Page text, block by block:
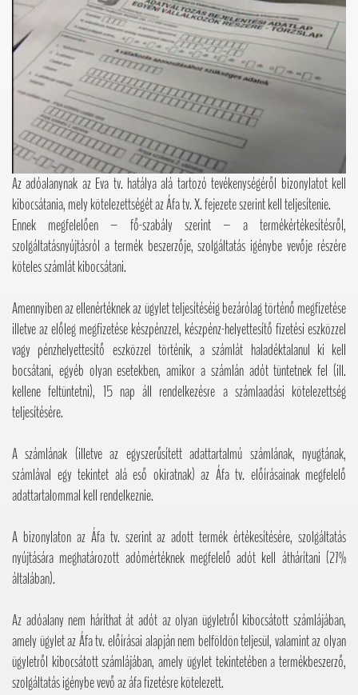
Az adóalanynak az Eva tv. hatálya alá tartozó tevékenységéről bizonylatot kell
kibocsátania, mely kötelezettségét az Áfa tv. X. fejezete szerint kell teljesítenie.
Ennek megfelelően – fő-szabály szerint – a termékértékesítésről,
szolgáltatásnyújtásról a termék beszerzője, szolgáltatás igénybe vevője részére
köteles számlát kibocsátani.
Amennyiben az ellenértéknek az ügylet teljesítéséig bezárólag történő megfizetése
illetve az előleg megfizetése készpénzzel, készpénz-helyettesítő fizetési eszközzel
vagy pénzhelyettesítő eszközzel történik, a számlát haladéktalanul ki kell
bocsátani, egyéb olyan esetekben, amikor a számlán adót tüntetnek fel (ill.
kellene feltüntetni), 15 nap áll rendelkezésre a számlaadási kötelezettség
teljesítésére.
A számlának (illetve az egyszerűsített adattartalmú számlának, nyugtának,
számlával egy tekintet alá eső okiratnak) az Áfa tv. előírásainak megfelelő
adattartalommal kell rendelkeznie.
A bizonylaton az Áfa tv. szerint az adott termék értékesítésére, szolgáltatás
nyújtására meghatározott adómértéknek megfelelő adót kell áthárítani (27%
általában).
Az adóalany nem háríthat át adót az olyan ügyletről kibocsátott számlájában,
amely ügylet az Áfa tv. előírásai alapján nem belföldön teljesül, valamint az olyan
ügyletről kibocsátott számlájában, amely ügylet tekintetében a termékbeszerző,
szolgáltatás igénybe vevő az áfa fizetésre kötelezett.